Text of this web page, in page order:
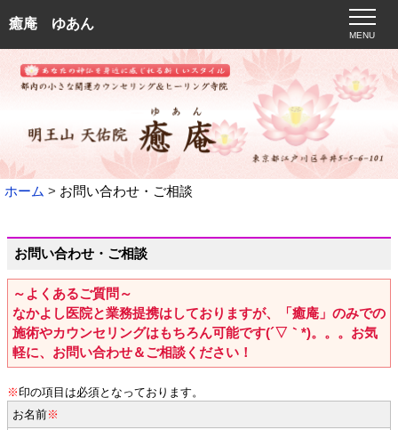
癒庵 ゆあん
MENU
ホーム お問い合わせ・ご相談
お問い合わせ・ご相談
～よくあるご質問～
なかよし医院と業務提携はしておりますが、「癒庵」のみでの
施術やカウンセリングはもちろん可能です(´▽｀*)。。。お気
軽に、お問い合わせ＆ご相談ください！
※印の項目は必須となっております。
お名前※